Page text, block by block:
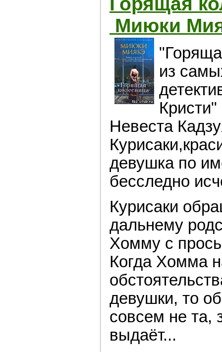
Миюки
из
Невеста
девушка по
бесследно
Курисаки
дальнему
Хомму с
Когда Хомма
девушки, то
совсем не та,
выдаёт...